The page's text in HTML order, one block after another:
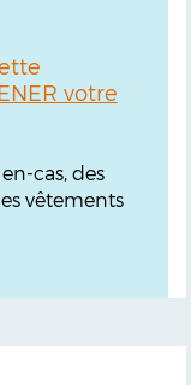
votre
cas, des
vêtements